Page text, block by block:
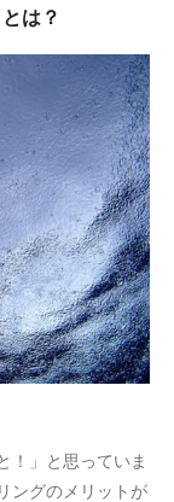
は？
！」と思っていま
ングのメリットが